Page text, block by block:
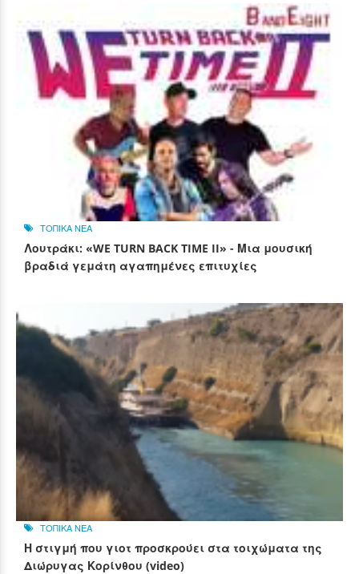
ΤΟΠΙΚΑ ΝΕΑ
Λουτράκι: «WE TURN BACK TIME II» - Μια μουσική
βραδιά γεμάτη αγαπημένες επιτυχίες
ΤΟΠΙΚΑ ΝΕΑ
Η στιγμή που γιοτ προσκρούει στα τοιχώματα της
Διώρυγας Κορίνθου (video)